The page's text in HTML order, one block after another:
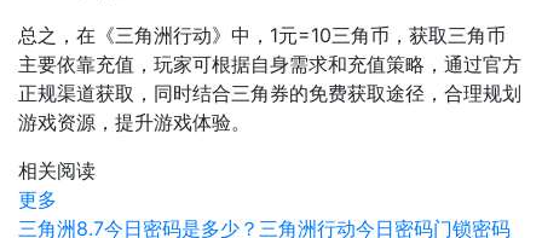
总之，在《三角洲行动》中，1元=10三角币，获取三角币
主要依靠充值，玩家可根据自身需求和充值策略，通过官方
正规渠道获取，同时结合三角券的免费获取途径，合理规划
游戏资源，提升游戏体验。
相关阅读
更多
三角洲8.7今日密码是多少？三角洲行动今日密码门锁密码